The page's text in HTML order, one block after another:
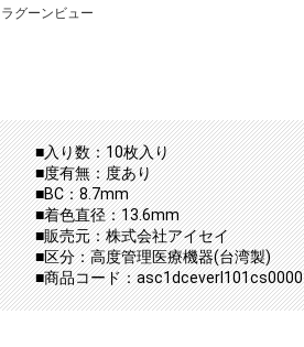
ラグーンビュー
■入り数：10枚入り
■度有無：度あり
■BC：8.7mm
■着色直径：13.6mm
■販売元：株式会社アイセイ
■区分：高度管理医療機器(台湾製)
■商品コード：asc1dceverl101cs0000